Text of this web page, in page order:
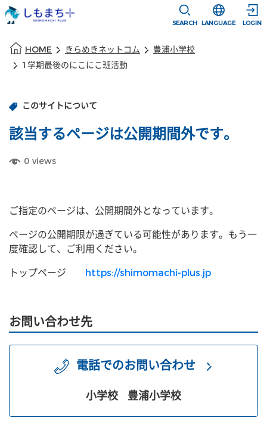
SEARCH
選択すると言
LANGUAGE LOGIN
HOME きらめきネットコム
豊浦小学校
1学期最後のにこにこ班活動
このサイトについて
該当するページは公開期間外です。
0 views
ご指定のページは、公開期間外となっています。
ページの公開期限が過ぎている可能性があります。もう一
度確認して、ご利用ください。
トップページ
https://shimomachi-plus.jp
お問い合わせ先
電話でのお問い合わせ
小学校 豊浦小学校